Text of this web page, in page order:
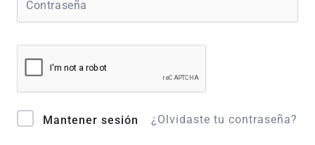
Mantener sesión ¿Olvidaste tu contraseña?